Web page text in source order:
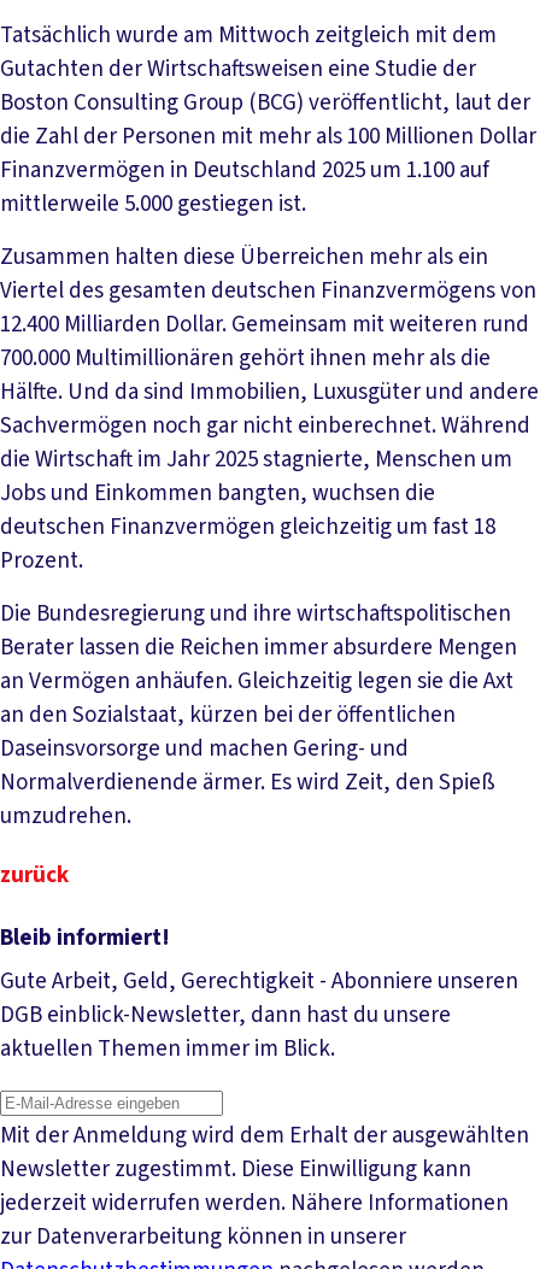
Tatsächlich wurde am Mittwoch zeitgleich mit dem
Gutachten der Wirtschaftsweisen eine Studie der
Boston Consulting Group (BCG) veröffentlicht, laut der
die Zahl der Personen mit mehr als 100 Millionen Dollar
Finanzvermögen in Deutschland 2025 um 1.100 auf
mittlerweile 5.000 gestiegen ist.
Zusammen halten diese Überreichen mehr als ein
Viertel des gesamten deutschen Finanzvermögens von
12.400 Milliarden Dollar. Gemeinsam mit weiteren rund
700.000 Multimillionären gehört ihnen mehr als die
Hälfte. Und da sind Immobilien, Luxusgüter und andere
Sachvermögen noch gar nicht einberechnet. Während
die Wirtschaft im Jahr 2025 stagnierte, Menschen um
Jobs und Einkommen bangten, wuchsen die
deutschen Finanzvermögen gleichzeitig um fast 18
Prozent.
Die Bundesregierung und ihre wirtschaftspolitischen
Berater lassen die Reichen immer absurdere Mengen
an Vermögen anhäufen. Gleichzeitig legen sie die Axt
an den Sozialstaat, kürzen bei der öffentlichen
Daseinsvorsorge und machen Gering- und
Normalverdienende ärmer. Es wird Zeit, den Spieß
umzudrehen.
zurück
Bleib informiert!
Gute Arbeit, Geld, Gerechtigkeit - Abonniere unseren
DGB einblick-Newsletter, dann hast du unsere
aktuellen Themen immer im Blick.
Mit der Anmeldung wird dem Erhalt der ausgewählten
Newsletter zugestimmt. Diese Einwilligung kann
jederzeit widerrufen werden. Nähere Informationen
zur Datenverarbeitung können in unserer